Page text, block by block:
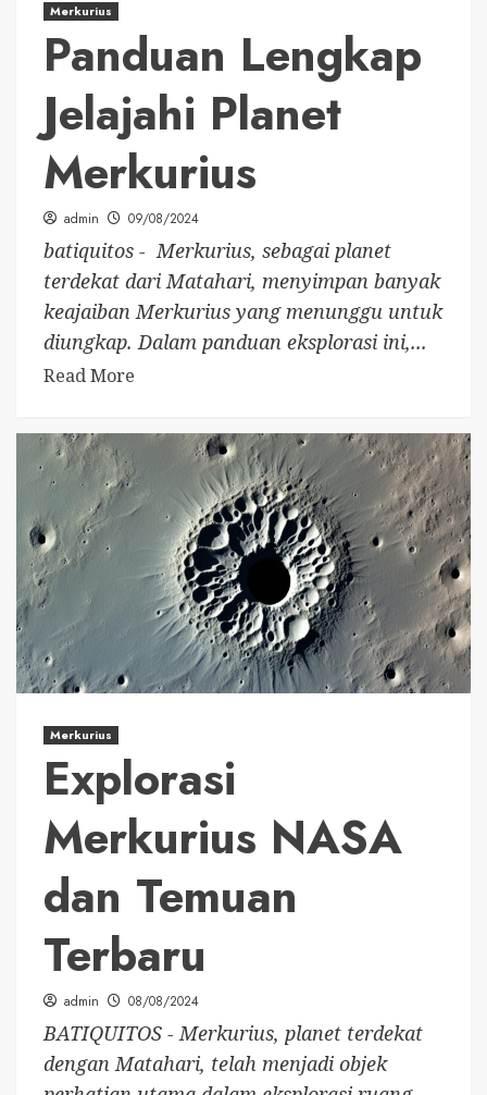
Merkurius
Panduan Lengkap
Jelajahi Planet
Merkurius
admin 09/08/2024
batiquitos - Merkurius, sebagai planet
terdekat dari Matahari, menyimpan banyak
keajaiban Merkurius yang menunggu untuk
diungkap. Dalam panduan eksplorasi ini,...
Read More
Merkurius
Explorasi
Merkurius NASA
dan Temuan
Terbaru
admin 08/08/2024
BATIQUITOS - Merkurius, planet terdekat
dengan Matahari, telah menjadi objek